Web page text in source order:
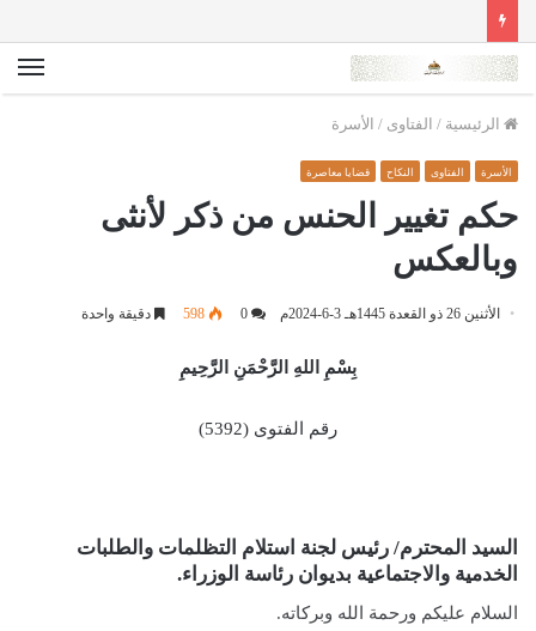
الرئيسية / الفتاوى / الأسرة
الأسرة الفتاوى النكاح قضايا معاصرة
حكم تغيير الحنس من ذكر لأنثى
وبالعكس
الأثنين 26 ذو القعدة 1445هـ 3-6-2024م 0
598 دقيقة واحدة
بِسْمِ اللهِ الرَّحْمَنِ الرَّحِيمِ
رقم الفتوى (5392)
السيد المحترم/ رئيس لجنة استلام التظلمات والطلبات
الخدمية والاجتماعية بديوان رئاسة الوزراء.
السلام عليكم ورحمة الله وبركاته.